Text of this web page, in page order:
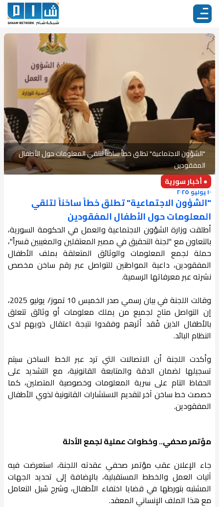
"الشؤون الاجتماعية" تطلق خطاً ساخناً لتلقي المعلومات حول الأطفال
المفقودين
● أخبار سورية
١٠ يوليو ٢٠٢٥
"الشؤون الاجتماعية" تطلق خطاً ساخناً لتلقي
المعلومات حول الأطفال المفقودين
أطلقت وزارة الشؤون الاجتماعية والعمل في الحكومة السورية،
بالتعاون مع "لجنة التحقيق في مصير المعتقلين والمغيبين قسراً"،
حملة لجمع المعلومات والوثائق المتعلقة بملف الأطفال
المفقودين، داعية المواطنين للتواصل عبر رقم ساخن مخصص
نشرته عبر معرفاتها الرسمية.
وقالت اللجنة في بيان رسمي صدر الخميس 10 تموز/ يوليو 2025،
إن التواصل متاح لجميع من يملك معلومات أو وثائق تتعلق
بالأطفال الذين فُقد أثرهم وفقدوا نتيجة اعتقال ذويهم لدى
النظام البائد.
وأكدت اللجنة أن الاتصالات التي ترد عبر الخط الساخن سيتم
تسجيلها لضمان الدقة والمتابعة القانونية، مع التشديد على
الحفاظ التام على سرية المعلومات وخصوصية المتصلين، كما
خصصت خط ساخن آخر لتقديم الاستشارات القانونية لذوي الأطفال
المفقودين.
مؤتمر صحفي.. وخطوات عملية لجمع الأدلة
جاء الإعلان عقب مؤتمر صحفي عقدته اللجنة، استعرضت فيه
آليات العمل والخطط المستقبلية، بالإضافة إلى تحديد الجهات
المشتبه بتورطها في قضايا اختفاء الأطفال، وشرح سُبل التعامل
مع هذا الملف الإنساني المعقد.